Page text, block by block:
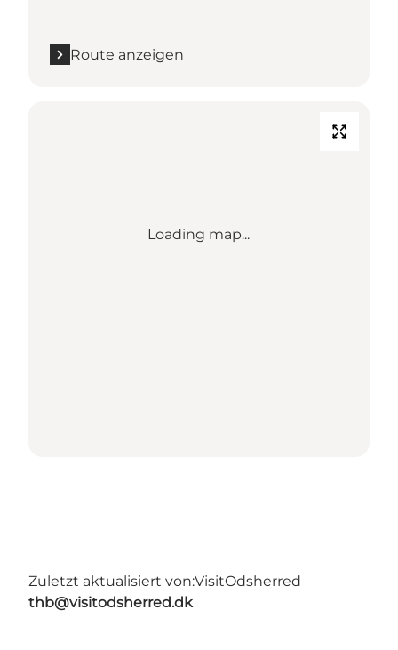
Route anzeigen
Loading map...
Zuletzt aktualisiert von:VisitOdsherred
thb@visitodsherred.dk